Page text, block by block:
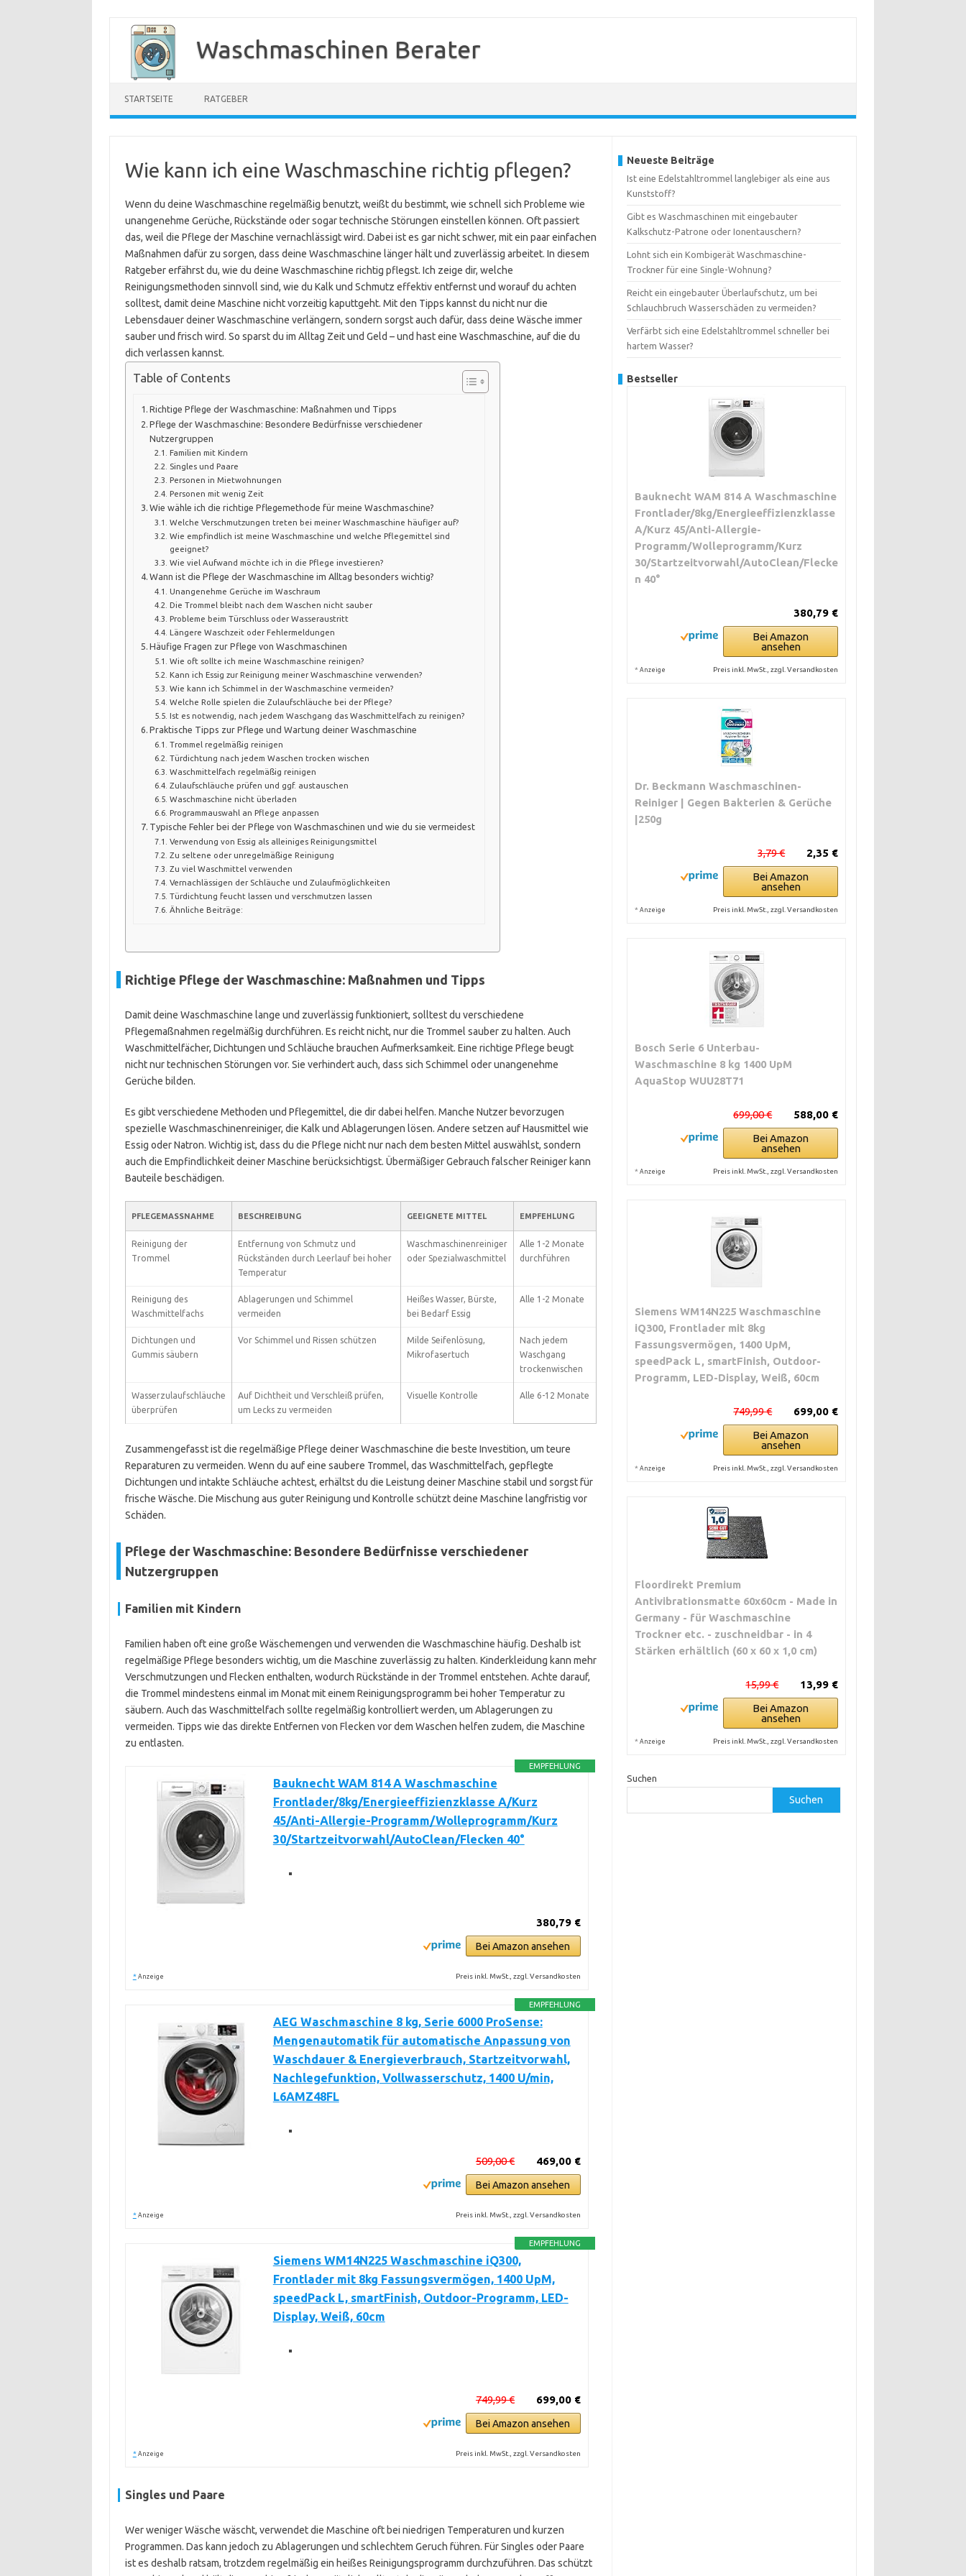
Inhalt
springen
Waschmaschinen Berater
STARTSEITE RATGEBER
Wie kann ich eine Waschmaschine richtig pflegen?
Wenn du deine Waschmaschine regelmäßig benutzt, weißt du bestimmt, wie schnell sich Probleme wie
unangenehme Gerüche, Rückstände oder sogar technische Störungen einstellen können. Oft passiert
das, weil die Pflege der Maschine vernachlässigt wird. Dabei ist es gar nicht schwer, mit ein paar einfachen
Maßnahmen dafür zu sorgen, dass deine Waschmaschine länger hält und zuverlässig arbeitet. In diesem
Ratgeber erfährst du, wie du deine Waschmaschine richtig pflegst. Ich zeige dir, welche
Reinigungsmethoden sinnvoll sind, wie du Kalk und Schmutz effektiv entfernst und worauf du achten
solltest, damit deine Maschine nicht vorzeitig kaputtgeht. Mit den Tipps kannst du nicht nur die
Lebensdauer deiner Waschmaschine verlängern, sondern sorgst auch dafür, dass deine Wäsche immer
sauber und frisch wird. So sparst du im Alltag Zeit und Geld – und hast eine Waschmaschine, auf die du
dich verlassen kannst.
Table of Contents
Richtige Pflege der Waschmaschine: Maßnahmen und Tipps
Pflege der Waschmaschine: Besondere Bedürfnisse verschiedener
Nutzergruppen
Familien mit Kindern
Singles und Paare
Personen in Mietwohnungen
Personen mit wenig Zeit
Wie wähle ich die richtige Pflegemethode für meine Waschmaschine?
Welche Verschmutzungen treten bei meiner Waschmaschine häufiger auf?
Wie empfindlich ist meine Waschmaschine und welche Pflegemittel sind
geeignet?
Wie viel Aufwand möchte ich in die Pflege investieren?
Wann ist die Pflege der Waschmaschine im Alltag besonders wichtig?
Unangenehme Gerüche im Waschraum
Die Trommel bleibt nach dem Waschen nicht sauber
Probleme beim Türschluss oder Wasseraustritt
Längere Waschzeit oder Fehlermeldungen
Häufige Fragen zur Pflege von Waschmaschinen
Wie oft sollte ich meine Waschmaschine reinigen?
Kann ich Essig zur Reinigung meiner Waschmaschine verwenden?
Wie kann ich Schimmel in der Waschmaschine vermeiden?
Welche Rolle spielen die Zulaufschläuche bei der Pflege?
Ist es notwendig, nach jedem Waschgang das Waschmittelfach zu reinigen?
Praktische Tipps zur Pflege und Wartung deiner Waschmaschine
Trommel regelmäßig reinigen
Türdichtung nach jedem Waschen trocken wischen
Waschmittelfach regelmäßig reinigen
Zulaufschläuche prüfen und ggf. austauschen
Waschmaschine nicht überladen
Programmauswahl an Pflege anpassen
Typische Fehler bei der Pflege von Waschmaschinen und wie du sie vermeidest
Verwendung von Essig als alleiniges Reinigungsmittel
Zu seltene oder unregelmäßige Reinigung
Zu viel Waschmittel verwenden
Vernachlässigen der Schläuche und Zulaufmöglichkeiten
Türdichtung feucht lassen und verschmutzen lassen
Ähnliche Beiträge:
Richtige Pflege der Waschmaschine: Maßnahmen und Tipps
Damit deine Waschmaschine lange und zuverlässig funktioniert, solltest du verschiedene
Pflegemaßnahmen regelmäßig durchführen. Es reicht nicht, nur die Trommel sauber zu halten. Auch
Waschmittelfächer, Dichtungen und Schläuche brauchen Aufmerksamkeit. Eine richtige Pflege beugt
nicht nur technischen Störungen vor. Sie verhindert auch, dass sich Schimmel oder unangenehme
Gerüche bilden.
Es gibt verschiedene Methoden und Pflegemittel, die dir dabei helfen. Manche Nutzer bevorzugen
spezielle Waschmaschinenreiniger, die Kalk und Ablagerungen lösen. Andere setzen auf Hausmittel wie
Essig oder Natron. Wichtig ist, dass du die Pflege nicht nur nach dem besten Mittel auswählst, sondern
auch die Empfindlichkeit deiner Maschine berücksichtigst. Übermäßiger Gebrauch falscher Reiniger kann
Bauteile beschädigen.
PFLEGEMASSNAHME BESCHREIBUNG GEEIGNETE MITTEL EMPFEHLUNG
Reinigung der
Trommel
Entfernung von Schmutz und
Rückständen durch Leerlauf bei hoher
Temperatur
Waschmaschinenreiniger
oder Spezialwaschmittel
Alle 1-2 Monate
durchführen
Reinigung des
Waschmittelfachs
Ablagerungen und Schimmel
vermeiden
Heißes Wasser, Bürste,
bei Bedarf Essig
Alle 1-2 Monate
Dichtungen und
Gummis säubern
Vor Schimmel und Rissen schützen
Milde Seifenlösung,
Mikrofasertuch
Nach jedem
Waschgang
trockenwischen
Wasserzulaufschläuche
überprüfen
Auf Dichtheit und Verschleiß prüfen,
um Lecks zu vermeiden
Visuelle Kontrolle Alle 6-12 Monate
Zusammengefasst ist die regelmäßige Pflege deiner Waschmaschine die beste Investition, um teure
Reparaturen zu vermeiden. Wenn du auf eine saubere Trommel, das Waschmittelfach, gepflegte
Dichtungen und intakte Schläuche achtest, erhältst du die Leistung deiner Maschine stabil und sorgst für
frische Wäsche. Die Mischung aus guter Reinigung und Kontrolle schützt deine Maschine langfristig vor
Schäden.
Pflege der Waschmaschine: Besondere Bedürfnisse verschiedener
Nutzergruppen
Familien mit Kindern
Familien haben oft eine große Wäschemengen und verwenden die Waschmaschine häufig. Deshalb ist
regelmäßige Pflege besonders wichtig, um die Maschine zuverlässig zu halten. Kinderkleidung kann mehr
Verschmutzungen und Flecken enthalten, wodurch Rückstände in der Trommel entstehen. Achte darauf,
die Trommel mindestens einmal im Monat mit einem Reinigungsprogramm bei hoher Temperatur zu
säubern. Auch das Waschmittelfach sollte regelmäßig kontrolliert werden, um Ablagerungen zu
vermeiden. Tipps wie das direkte Entfernen von Flecken vor dem Waschen helfen zudem, die Maschine
zu entlasten.
EMPFEHLUNG
Bauknecht WAM 814 A Waschmaschine
Frontlader/8kg/Energieeffizienzklasse A/Kurz
45/Anti-Allergie-Programm/Wolleprogramm/Kurz
30/Startzeitvorwahl/AutoClean/Flecken 40°
380,79 €
Bei Amazon ansehen
* Anzeige Preis inkl. MwSt., zzgl. Versandkosten
EMPFEHLUNG
AEG Waschmaschine 8 kg, Serie 6000 ProSense:
Mengenautomatik für automatische Anpassung von
Waschdauer & Energieverbrauch, Startzeitvorwahl,
Nachlegefunktion, Vollwasserschutz, 1400 U/min,
L6AMZ48FL
469,00 €
509,00 €
Bei Amazon ansehen
* Anzeige Preis inkl. MwSt., zzgl. Versandkosten
EMPFEHLUNG
Siemens WM14N225 Waschmaschine iQ300,
Frontlader mit 8kg Fassungsvermögen, 1400 UpM,
speedPack L, smartFinish, Outdoor-Programm, LED-
Display, Weiß, 60cm
699,00 €
749,99 €
Bei Amazon ansehen
* Anzeige Preis inkl. MwSt., zzgl. Versandkosten
Singles und Paare
Wer weniger Wäsche wäscht, verwendet die Maschine oft bei niedrigen Temperaturen und kurzen
Programmen. Das kann jedoch zu Ablagerungen und schlechtem Geruch führen. Für Singles oder Paare
ist es deshalb ratsam, trotzdem regelmäßig ein heißes Reinigungsprogramm durchzuführen. Das schützt
Neueste Beiträge
Ist eine Edelstahltrommel langlebiger als eine aus
Kunststoff?
Gibt es Waschmaschinen mit eingebauter
Kalkschutz-Patrone oder Ionentauschern?
Lohnt sich ein Kombigerät Waschmaschine-
Trockner für eine Single-Wohnung?
Reicht ein eingebauter Überlaufschutz, um bei
Schlauchbruch Wasserschäden zu vermeiden?
Verfärbt sich eine Edelstahltrommel schneller bei
hartem Wasser?
Bestseller
Bauknecht WAM 814 A Waschmaschine
Frontlader/8kg/Energieeffizienzklasse
A/Kurz 45/Anti-Allergie-
Programm/Wolleprogramm/Kurz
30/Startzeitvorwahl/AutoClean/Flecke
n 40°
380,79 €
Bei Amazon
ansehen
* Anzeige Preis inkl. MwSt., zzgl. Versandkosten
Dr. Beckmann Waschmaschinen-
Reiniger | Gegen Bakterien & Gerüche
|250g
2,35 €
3,79 €
Bei Amazon
ansehen
* Anzeige Preis inkl. MwSt., zzgl. Versandkosten
Bosch Serie 6 Unterbau-
Waschmaschine 8 kg 1400 UpM
AquaStop WUU28T71
588,00 €
699,00 €
Bei Amazon
ansehen
* Anzeige Preis inkl. MwSt., zzgl. Versandkosten
Siemens WM14N225 Waschmaschine
iQ300, Frontlader mit 8kg
Fassungsvermögen, 1400 UpM,
speedPack L, smartFinish, Outdoor-
Programm, LED-Display, Weiß, 60cm
699,00 €
749,99 €
Bei Amazon
ansehen
* Anzeige Preis inkl. MwSt., zzgl. Versandkosten
Floordirekt Premium
Antivibrationsmatte 60x60cm - Made in
Germany - für Waschmaschine
Trockner etc. - zuschneidbar - in 4
Stärken erhältlich (60 x 60 x 1,0 cm)
13,99 €
15,99 €
Bei Amazon
ansehen
* Anzeige Preis inkl. MwSt., zzgl. Versandkosten
Suchen
Suchen